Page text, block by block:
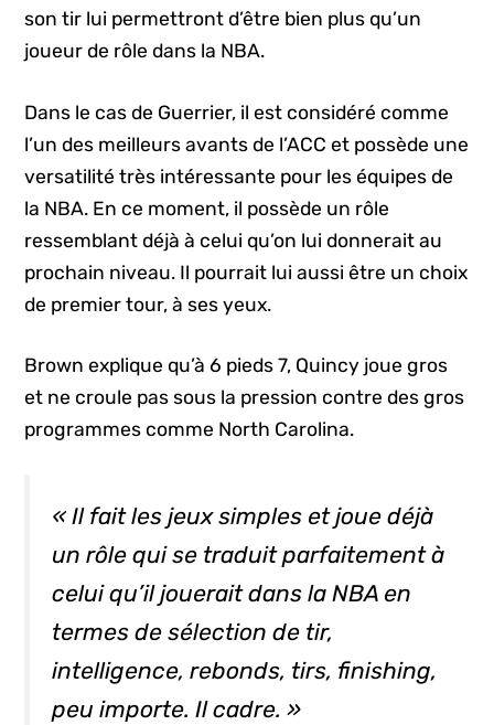
son tir lui permettront d’être bien plus qu’un
joueur de rôle dans la NBA.
Dans le cas de Guerrier, il est considéré comme
l’un des meilleurs avants de l’ACC et possède une
versatilité très intéressante pour les équipes de
la NBA. En ce moment, il possède un rôle
ressemblant déjà à celui qu’on lui donnerait au
prochain niveau. Il pourrait lui aussi être un choix
de premier tour, à ses yeux.
Brown explique qu’à 6 pieds 7, Quincy joue gros
et ne croule pas sous la pression contre des gros
programmes comme North Carolina.
« Il fait les jeux simples et joue déjà
un rôle qui se traduit parfaitement à
celui qu’il jouerait dans la NBA en
termes de sélection de tir,
intelligence, rebonds, tirs, finishing,
peu importe. Il cadre. »